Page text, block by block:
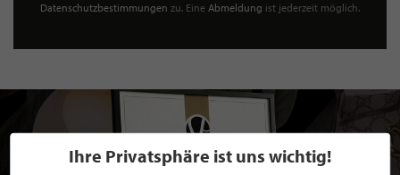
Datenschutzbestimmungen zu. Eine Abmeldung ist jederzeit möglich.
Ihre Privatsphäre ist uns wichtig!